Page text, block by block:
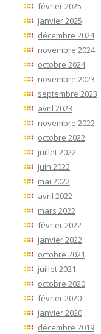
février 2025
janvier 2025
décembre 2024
novembre 2024
octobre 2024
novembre 2023
septembre 2023
avril 2023
novembre 2022
octobre 2022
juillet 2022
juin 2022
mai 2022
avril 2022
mars 2022
février 2022
janvier 2022
octobre 2021
juillet 2021
octobre 2020
février 2020
janvier 2020
décembre 2019